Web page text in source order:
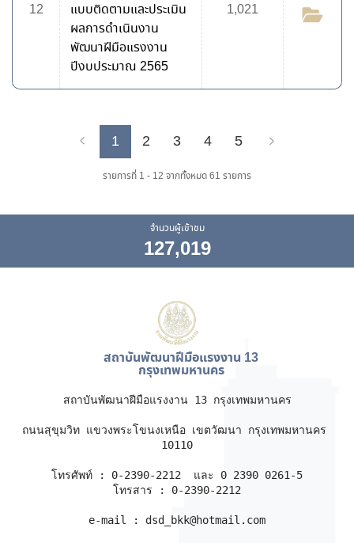
12
แบบติดตามและประเมิน
ผลการดำเนินงาน
พัฒนาฝีมือแรงงาน
ปีงบประมาณ 2565
1,021
Previous
1 2 3 4 5
รายการที่ 1 - 12 จากทั้งหมด 61 รายการ
จำนวนผู้เข้าชม
127,019
สถาบันพัฒนาฝีมือแรงงาน 13
กรุงเทพมหานคร
สถาบันพัฒนาฝีมือแรงงาน 13 กรุงเทพมหานคร
ถนนสุขุมวิท แขวงพระโขนงเหนือ เขตวัฒนา กรุงเทพมหานคร
10110
โทรศัพท์ : 0-2390-2212  และ 0 2390 0261-5
โทรสาร : 0-2390-2212
e-mail : dsd_bkk@hotmail.com